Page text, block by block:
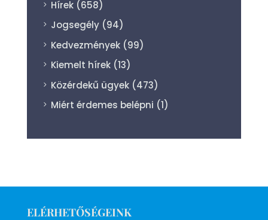
Hírek (658)
Jogsegély (94)
Kedvezmények (99)
Kiemelt hírek (13)
Közérdekű ügyek (473)
Miért érdemes belépni (1)
ELÉRHETŐSÉGEINK